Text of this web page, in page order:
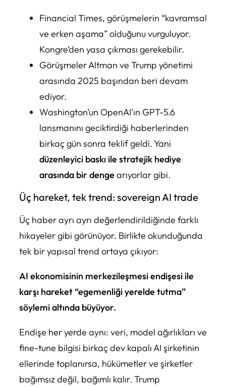
Financial Times, görüşmelerin “kavramsal
ve erken aşama” olduğunu vurguluyor.
Kongre’den yasa çıkması gerekebilir.
Görüşmeler Altman ve Trump yönetimi
arasında 2025 başından beri devam
ediyor.
Washington’un OpenAI’ın GPT-5.6
lansmanını geciktirdiği haberlerinden
birkaç gün sonra teklif geldi. Yani
düzenleyici baskı ile stratejik hediye
arasında bir dengearıyorlar gibi.
Üç hareket, tek trend: sovereign AI trade
Üç haber ayrı ayrı değerlendirildiğinde farklı
hikayeler gibi görünüyor. Birlikte okunduğunda
tek bir yapısal trend ortaya çıkıyor:
AI ekonomisinin merkezileşmesi endişesi ile
karşı hareket “egemenliği yerelde tutma”
söylemi altında büyüyor.
Endişe her yerde aynı: veri, model ağırlıkları ve
fine-tune bilgisi birkaç dev kapalı AI şirketinin
ellerinde toplanırsa, hükümetler ve şirketler
bağımsız değil, bağımlı kalır. Trump